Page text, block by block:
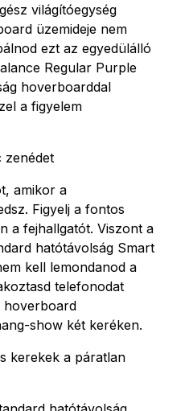
világítóegység
üzemideje nem
ezt az egyedülálló
Regular Purple
hoverboarddal
a figyelem
zenédet
amikor a
Figyelj a fontos
a fejhallgatót. Viszont a
hatótávolság Smart
kell lemondanod a
telefonodat
hoverboard
show két keréken.
kerekek a páratlan